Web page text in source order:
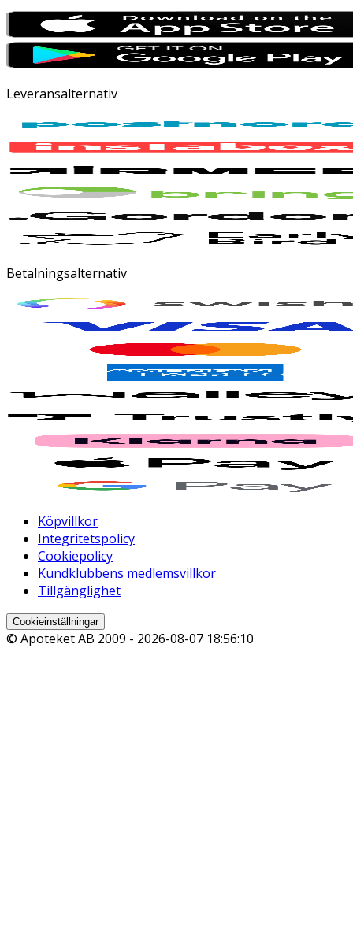
Leveransalternativ
Betalningsalternativ
Köpvillkor
Integritetspolicy
Cookiepolicy
Kundklubbens medlemsvillkor
Tillgänglighet
Cookieinställningar
© Apoteket AB 2009 - 2026-08-07 18:56:10